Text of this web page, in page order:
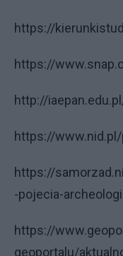
https://
https://
http://
https://
https://
-pojecia-
https://
geoportalu/